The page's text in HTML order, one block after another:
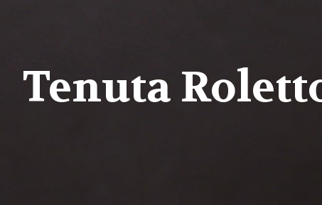
Tenuta